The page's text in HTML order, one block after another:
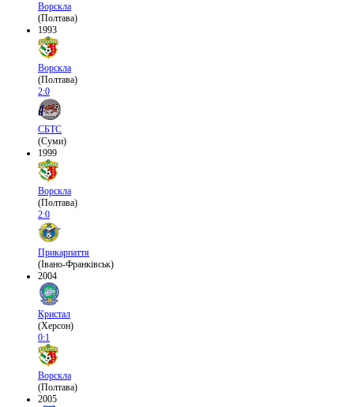
Ворскла
(Полтава)
1993
Ворскла
(Полтава)
2:0
СБТС
(Суми)
1999
Ворскла
(Полтава)
2:0
Прикарпаття
(Івано-Франківськ)
2004
Кристал
(Херсон)
0:1
Ворскла
(Полтава)
2005